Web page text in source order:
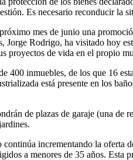
Es necesario reconducir la
mes de junio una
Jorge Rodrigo, ha visitado hoy
proyectos de vida en el propio
400 inmuebles, de los que 16
está presente en los
de plazas de garaje (una de
incrementando la oferta
a menores de 35 años.